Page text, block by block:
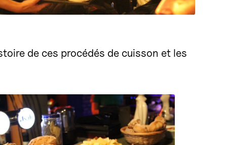
de ces procédés de cuisson et les